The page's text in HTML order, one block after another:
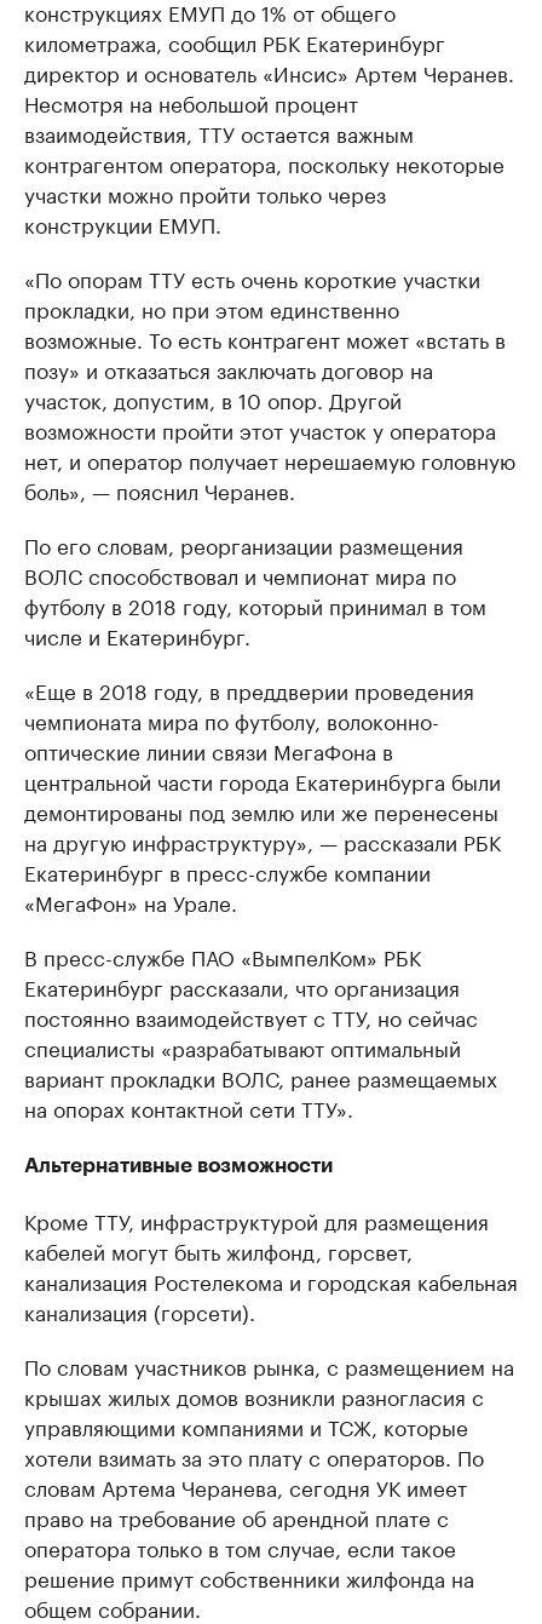
конструкциях ЕМУП до 1% от общего
километража, сообщил РБК Екатеринбург
директор и основатель «Инсис» Артем Черанев.
Несмотря на небольшой процент
взаимодействия, ТТУ остается важным
контрагентом оператора, поскольку некоторые
участки можно пройти только через
конструкции ЕМУП.
«По опорам ТТУ есть очень короткие участки
прокладки, но при этом единственно
возможные. То есть контрагент может «встать в
позу» и отказаться заключать договор на
участок, допустим, в 10 опор. Другой
возможности пройти этот участок у оператора
нет, и оператор получает нерешаемую головную
боль», — пояснил Черанев.
По его словам, реорганизации размещения
ВОЛС способствовал и чемпионат мира по
футболу в 2018 году, который принимал в том
числе и Екатеринбург.
«Еще в 2018 году, в преддверии проведения
чемпионата мира по футболу, волоконно-
оптические линии связи МегаФона в
центральной части города Екатеринбурга были
демонтированы под землю или же перенесены
на другую инфраструктуру», — рассказали РБК
Екатеринбург в пресс-службе компании
«МегаФон» на Урале.
В пресс-службе ПАО «ВымпелКом» РБК
Екатеринбург рассказали, что организация
постоянно взаимодействует с ТТУ, но сейчас
специалисты «разрабатывают оптимальный
вариант прокладки ВОЛС, ранее размещаемых
на опорах контактной сети ТТУ».
Альтернативные возможности
Кроме ТТУ, инфраструктурой для размещения
кабелей могут быть жилфонд, горсвет,
канализация Ростелекома и городская кабельная
канализация (горсети).
По словам участников рынка, с размещением на
крышах жилых домов возникли разногласия с
управляющими компаниями и ТСЖ, которые
хотели взимать за это плату с операторов. По
словам Артема Черанева, сегодня УК имеет
право на требование об арендной плате с
оператора только в том случае, если такое
решение примут собственники жилфонда на
общем собрании.